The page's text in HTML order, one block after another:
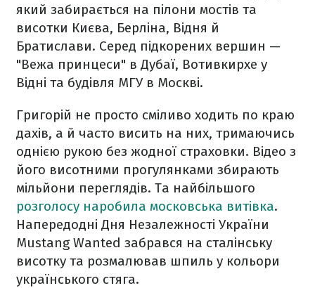
який забирається на пілони мостів та
висотки Києва, Берліна, Відня й
Братислави. Серед підкорених вершин —
"Вежа принцеси" в Дубаї, Вотивкирхе у
Відні та будівля МГУ в Москві.
Григорій не просто сміливо ходить по краю
дахів, а й часто висить на них, тримаючись
однією рукою без жодної страховки. Відео з
його висотними прогулянками збирають
мільйони переглядів. Та найбільшого
розголосу наробила московська витівка.
Напередодні Дня Незалежності України
Mustang Wanted забрався на сталінську
висотку та розмалював шпиль у кольори
українського стяга.